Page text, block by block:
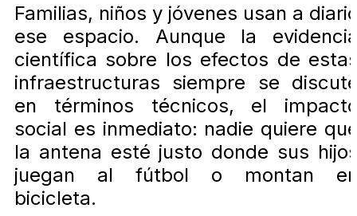
Familias, niños y jóvenes usan a
ese espacio. Aunque la
científica sobre los efectos de
infraestructuras siempre se
en términos técnicos, el
social es inmediato: nadie quiere
la antena esté justo donde sus
juegan al fútbol o montan
bicicleta.